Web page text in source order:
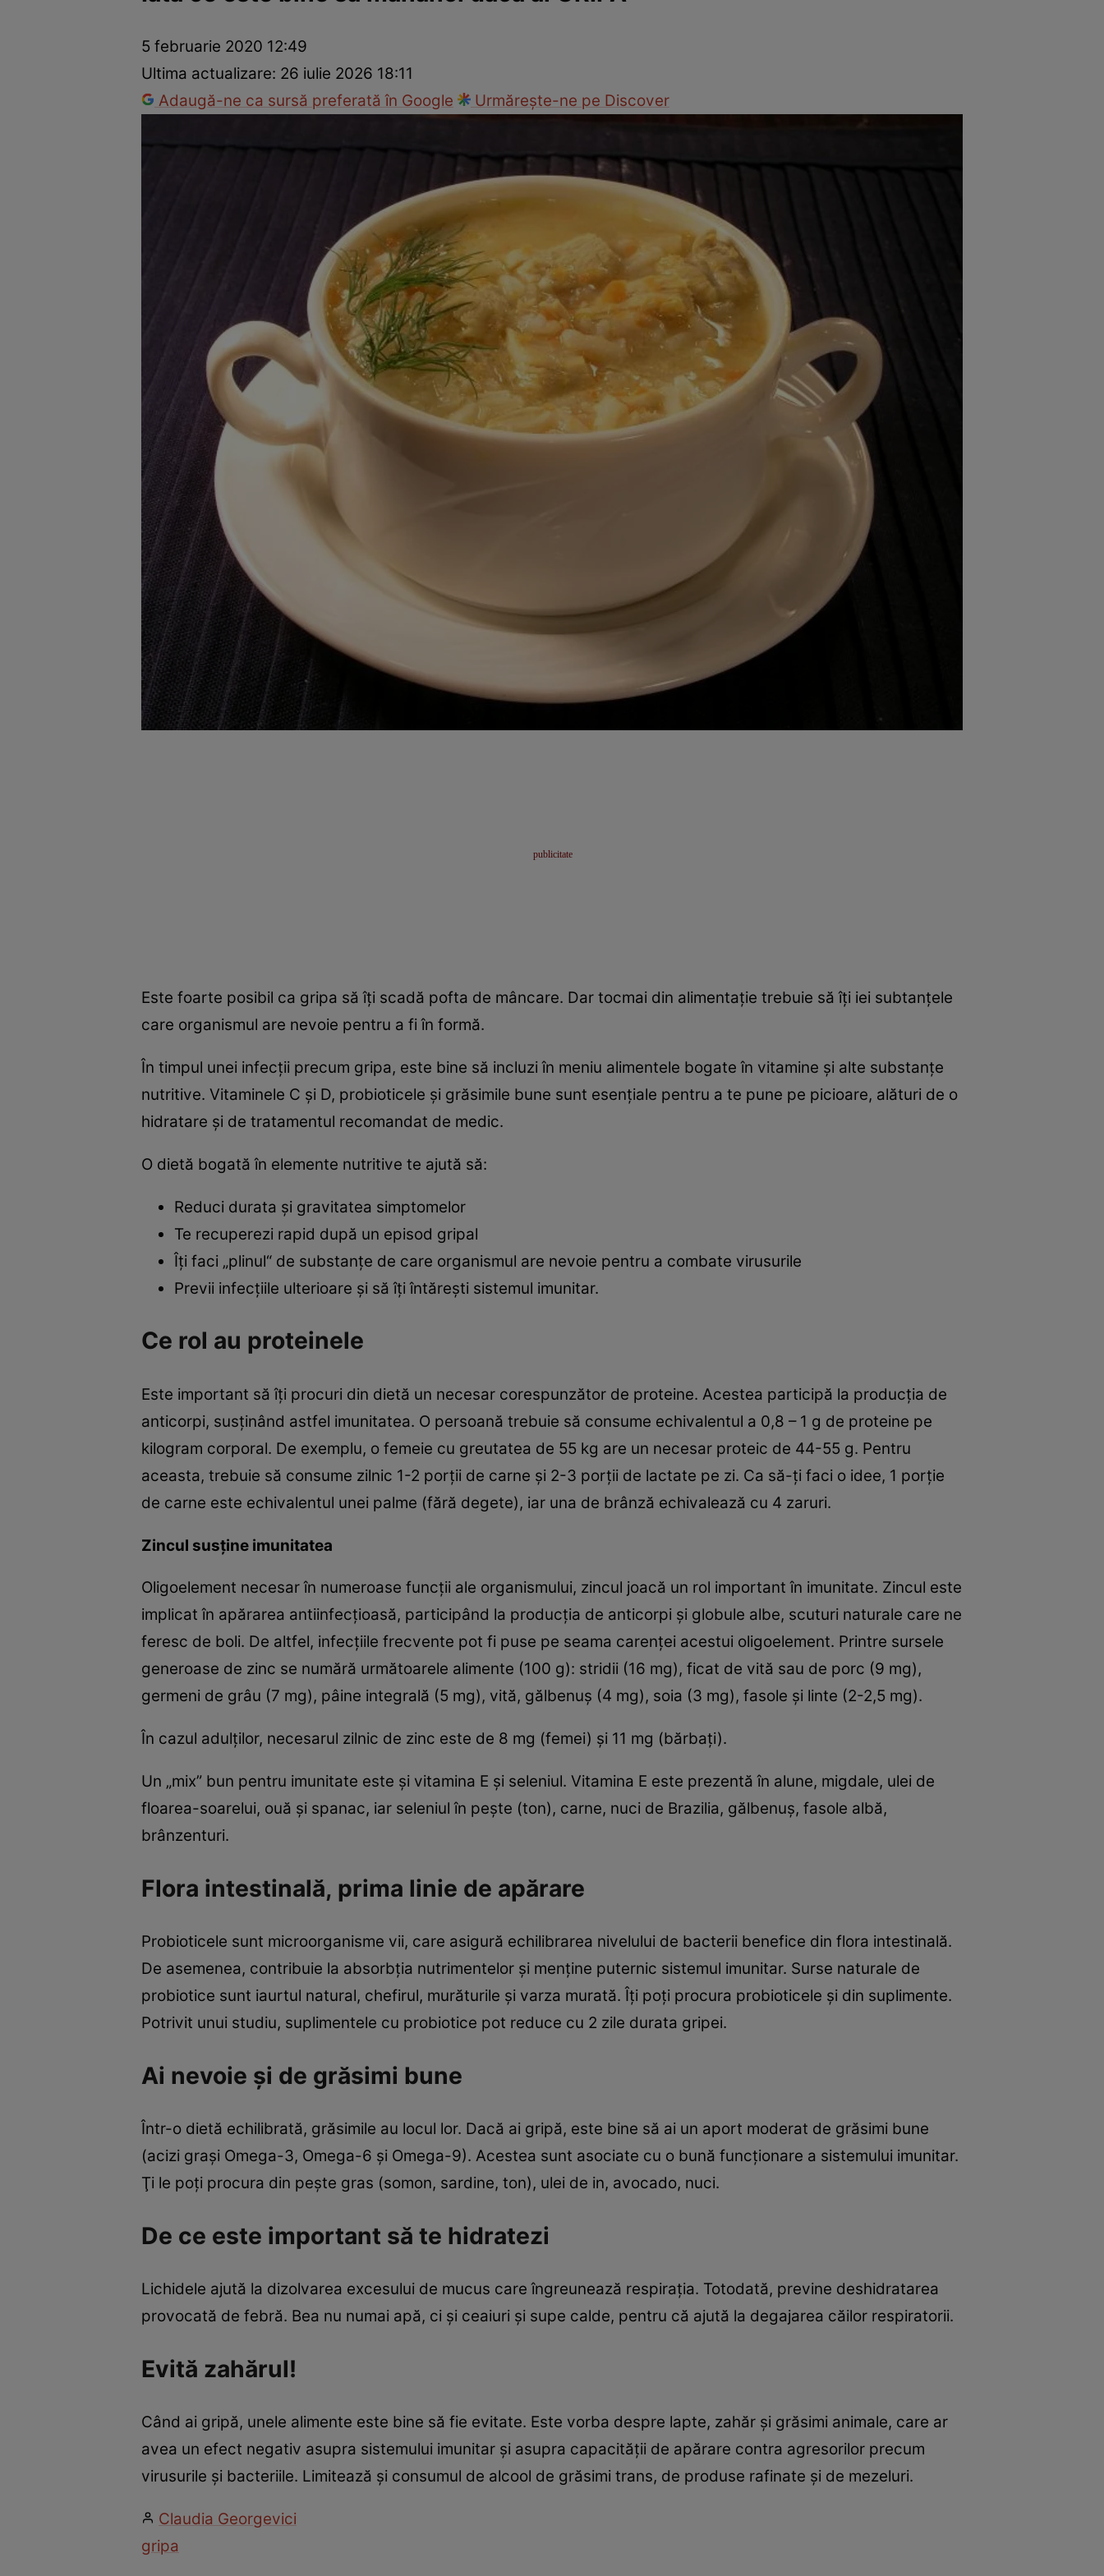
Prevenție și tratamentRemedii naturisteMedicii răspund
5 februarie 2020 12:49
Ultima actualizare: 26 iulie 2026 18:11
Adaugă-ne ca sursă preferată în Google
Urmărește-ne pe Discover
Este foarte posibil ca gripa să îţi scadă pofta de mâncare. Dar tocmai din alimentaţie trebuie să îţi iei subtanţele
care organismul are nevoie pentru a fi în formă.
În timpul unei infecţii precum gripa, este bine să incluzi în meniu alimentele bogate în vitamine şi alte substanţe
nutritive. Vitaminele C şi D, probioticele şi grăsimile bune sunt esenţiale pentru a te pune pe picioare, alături de o
hidratare şi de tratamentul recomandat de medic.
O dietă bogată în elemente nutritive te ajută să:
Reduci durata şi gravitatea simptomelor
Te recuperezi rapid după un episod gripal
Îţi faci „plinul“ de substanţe de care organismul are nevoie pentru a combate virusurile
Previi infecţiile ulterioare şi să îţi întăreşti sistemul imunitar.
Ce rol au proteinele
Este important să îţi procuri din dietă un necesar corespunzător de proteine. Acestea participă la producţia de
anticorpi, susţinând astfel imunitatea. O persoană trebuie să consume echivalentul a 0,8 – 1 g de proteine pe
kilogram corporal. De exemplu, o femeie cu greutatea de 55 kg are un necesar proteic de 44-55 g. Pentru
aceasta, trebuie să consume zilnic 1-2 porţii de carne şi 2-3 porţii de lactate pe zi. Ca să-ţi faci o idee, 1 porţie
de carne este echivalentul unei palme (fără degete), iar una de brânză echivalează cu 4 zaruri.
Zincul susţine imunitatea
Oligoelement necesar în numeroase funcţii ale organismului, zincul joacă un rol important în imunitate. Zincul este
implicat în apărarea antiinfecţioasă, participând la producţia de anticorpi şi globule albe, scuturi naturale care ne
feresc de boli. De altfel, infecţiile frecvente pot fi puse pe seama carenţei acestui oligoelement. Printre sursele
generoase de zinc se numără următoarele alimente (100 g): stridii (16 mg), ficat de vită sau de porc (9 mg),
germeni de grâu (7 mg), pâine integrală (5 mg), vită, gălbenuş (4 mg), soia (3 mg), fasole şi linte (2-2,5 mg).
În cazul adulţilor, necesarul zilnic de zinc este de 8 mg (femei) şi 11 mg (bărbaţi).
Un „mix” bun pentru imunitate este şi vitamina E şi seleniul. Vitamina E este prezentă în alune, migdale, ulei de
floarea-soarelui, ouă şi spanac, iar seleniul în peşte (ton), carne, nuci de Brazilia, gălbenuş, fasole albă,
brânzenturi.
Flora intestinală, prima linie de apărare
Probioticele sunt microorganisme vii, care asigură echilibrarea nivelului de bacterii benefice din flora intestinală.
De asemenea, contribuie la absorbţia nutrimentelor şi menţine puternic sistemul imunitar. Surse naturale de
probiotice sunt iaurtul natural, chefirul, murăturile şi varza murată. Îţi poţi procura probioticele şi din suplimente.
Potrivit unui studiu, suplimentele cu probiotice pot reduce cu 2 zile durata gripei.
Ai nevoie şi de grăsimi bune
Într-o dietă echilibrată, grăsimile au locul lor. Dacă ai gripă, este bine să ai un aport moderat de grăsimi bune
(acizi graşi Omega-3, Omega-6 şi Omega-9). Acestea sunt asociate cu o bună funcţionare a sistemului imunitar.
Ţi le poţi procura din peşte gras (somon, sardine, ton), ulei de in, avocado, nuci.
De ce este important să te hidratezi
Lichidele ajută la dizolvarea excesului de mucus care îngreunează respiraţia. Totodată, previne deshidratarea
provocată de febră. Bea nu numai apă, ci şi ceaiuri şi supe calde, pentru că ajută la degajarea căilor respiratorii.
Evită zahărul!
Când ai gripă, unele alimente este bine să fie evitate. Este vorba despre lapte, zahăr şi grăsimi animale, care ar
avea un efect negativ asupra sistemului imunitar şi asupra capacităţii de apărare contra agresorilor precum
virusurile şi bacteriile. Limitează şi consumul de alcool de grăsimi trans, de produse rafinate şi de mezeluri.
Claudia Georgevici
gripa